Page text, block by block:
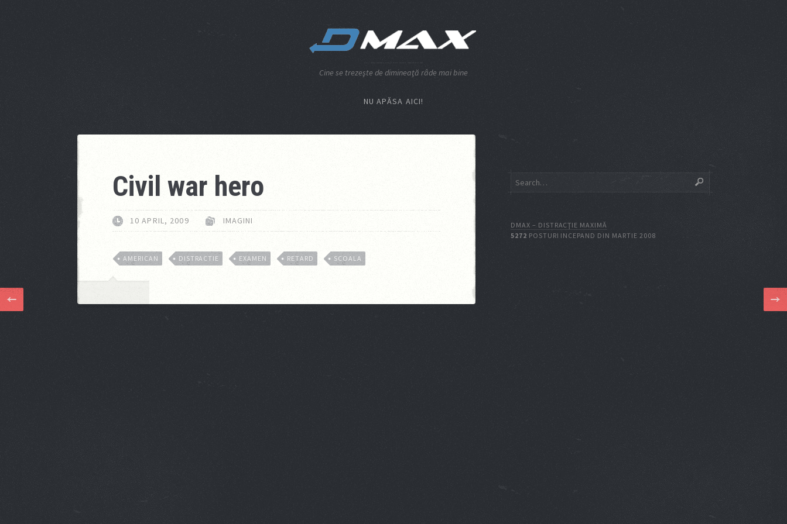
Cine se trezeşte de dimineaţă râde mai bine
NU APĂSA AICI!
Civil war hero
10 APRIL, 2009 IMAGINI
AMERICAN DISTRACTIE EXAMEN RETARD SCOALA
DMAX – DISTRACŢIE MAXIMĂ
5272 POSTURI INCEPAND DIN MARTIE 2008